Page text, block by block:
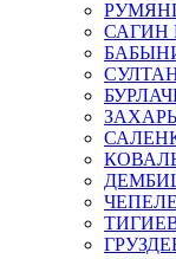
САГИН